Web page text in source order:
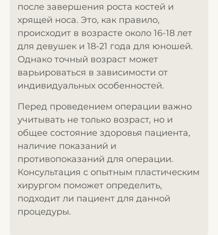
после завершения роста костей и
хрящей носа. Это, как правило,
происходит в возрасте около 16-18 лет
для девушек и 18-21 года для юношей.
Однако точный возраст может
варьироваться в зависимости от
индивидуальных особенностей.
Перед проведением операции важно
учитывать не только возраст, но и
общее состояние здоровья пациента,
наличие показаний и
противопоказаний для операции.
Консультация с опытным пластическим
хирургом поможет определить,
подходит ли пациент для данной
процедуры.